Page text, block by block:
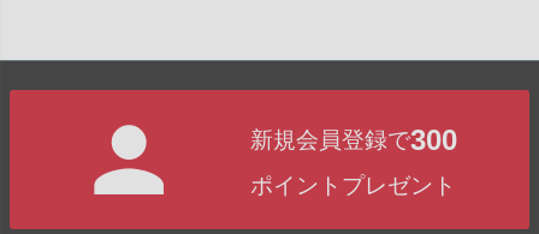
新規会員登録で300
ポイントプレゼント